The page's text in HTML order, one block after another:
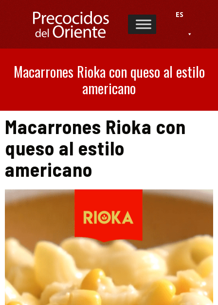
ES
Macarrones Rioka con queso al estilo
americano
Macarrones Rioka con
queso al estilo
americano